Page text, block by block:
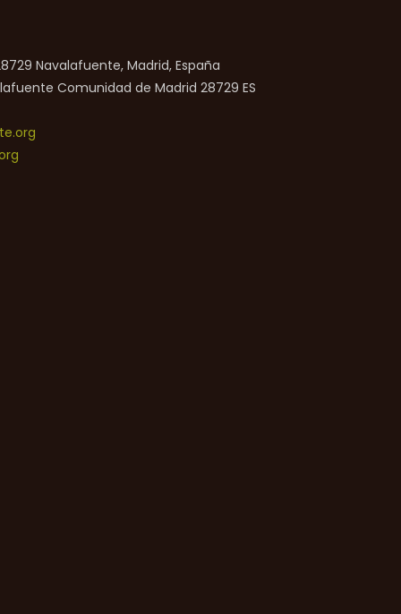
Navalafuente, Madrid, España
Comunidad de Madrid 28729 ES